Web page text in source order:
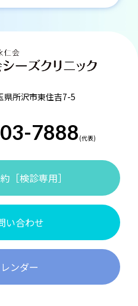
所沢市東住吉7-5
7888
［検診専用］
い合わせ
ンダー